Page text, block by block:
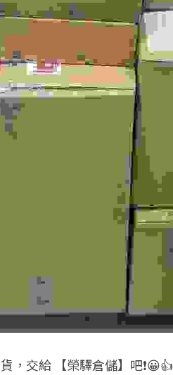
，交給 【榮驛倉儲】吧❗😀👍